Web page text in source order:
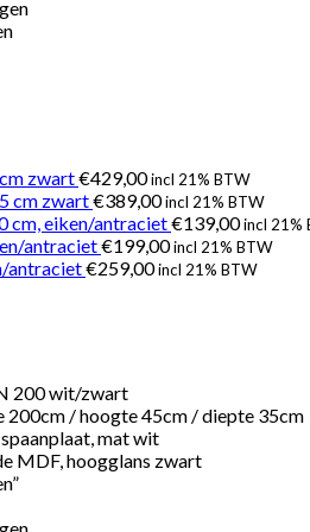
zwart€429,00incl 21% BTW
cm zwart€389,00incl 21% BTW
cm, eiken/antraciet€139,00incl 21%
antraciet€199,00incl 21% BTW
antraciet€259,00incl 21% BTW
200 wit/zwart
200cm / hoogte 45cm / diepte 35cm
mat wit
MDF, hoogglans zwart